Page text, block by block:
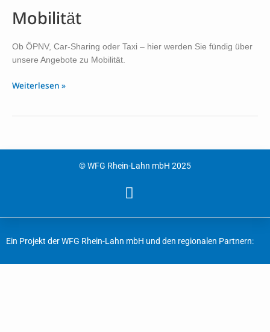
Mobilität
Ob ÖPNV, Car-Sharing oder Taxi – hier werden Sie fündig über
unsere Angebote zu Mobilität.
Weiterlesen »
© WFG Rhein-Lahn mbH 2025
Ein Projekt der WFG Rhein-Lahn mbH und den regionalen Partnern: